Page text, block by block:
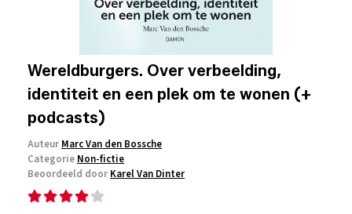
Wereldburgers. Over verbeelding,
identiteit en een plek om te wonen (+
podcasts)
Auteur Marc Van den Bossche
Categorie Non-fictie
Beoordeeld door Karel Van Dinter